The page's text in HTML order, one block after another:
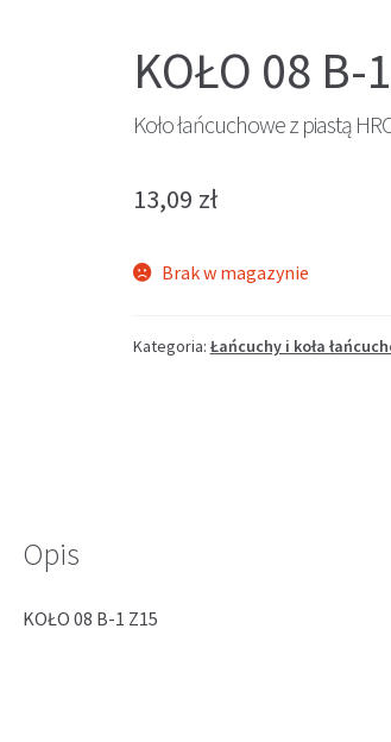
KOŁO 08 B-
Koło łańcuchowe z piastą
13,09 zł
Brak w magazynie
Kategoria: Łańcuchy i koła
Opis
KOŁO 08 B-1 Z15